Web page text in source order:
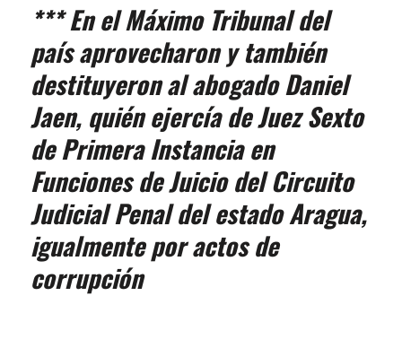
*** En el Máximo Tribunal del
país aprovecharon y también
destituyeron al abogado Daniel
Jaen, quién ejercía de Juez Sexto
de Primera Instancia en
Funciones de Juicio del Circuito
Judicial Penal del estado Aragua,
igualmente por actos de
corrupción